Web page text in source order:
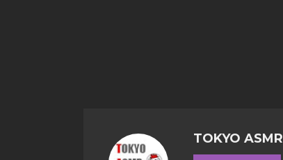
TOKYO